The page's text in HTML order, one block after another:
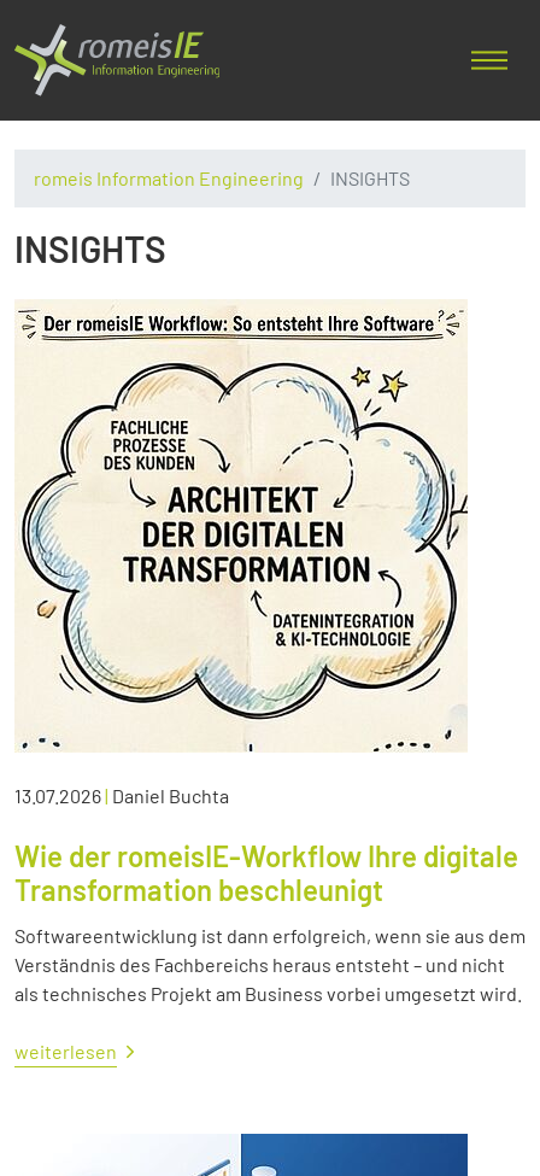
romeis Information Engineering INSIGHTS
INSIGHTS
13.07.2026| Daniel Buchta
Wie der romeisIE-Workflow Ihre digitale
Transformation beschleunigt
Softwareentwicklung ist dann erfolgreich, wenn sie aus dem
Verständnis des Fachbereichs heraus entsteht – und nicht
als technisches Projekt am Business vorbei umgesetzt wird.
weiterlesen